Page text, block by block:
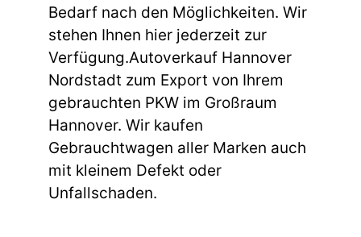
Bedarf nach den Möglichkeiten. Wir
stehen Ihnen hier jederzeit zur
Verfügung.Autoverkauf Hannover
Nordstadt zum Export von Ihrem
gebrauchten PKW im Großraum
Hannover. Wir kaufen
Gebrauchtwagen aller Marken auch
mit kleinem Defekt oder
Unfallschaden.